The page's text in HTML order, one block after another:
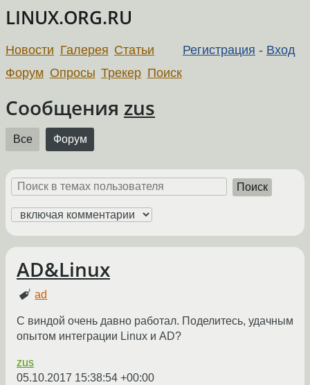
LINUX.ORG.RU
Регистрация - Вход
Новости Галерея Статьи
Форум Опросы Трекер Поиск
Сообщения zus
Все Форум
Поиск
AD&Linux
ad
С виндой очень давно работал. Поделитесь, удачным
опытом интеграции Linux и AD?
zus
05.10.2017 15:38:54 +00:00